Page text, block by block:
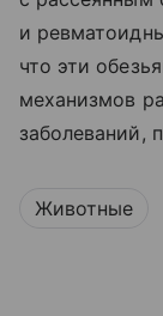
и
что эти
механизмов
заболеваний,
Животные